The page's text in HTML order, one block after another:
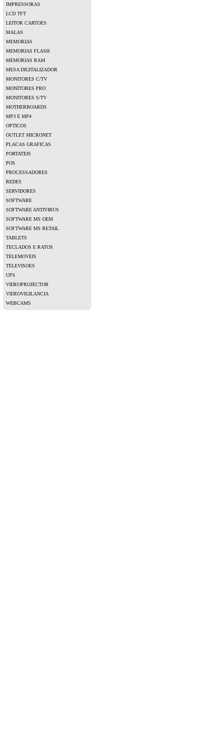
IMPRESSORAS
LCD TFT
LEITOR CARTOES
MALAS
MEMORIAS
MEMORIAS FLASH
MEMORIAS RAM
MESA DIGITALIZADOR
MONITORES C/TV
MONITORES PRO
MONITORES S/TV
MOTHERBOARDS
MP3 E MP4
OPTICOS
OUTLET MICRONET
PLACAS GRAFICAS
PORTATEIS
POS
PROCESSADORES
REDES
SERVIDORES
SOFTWARE
SOFTWARE ANTIVIRUS
SOFTWARE MS OEM
SOFTWARE MS RETAIL
TABLETS
TECLADOS E RATOS
TELEMOVEIS
TELEVISOES
UPS
VIDEOPROJECTOR
VIDEOVIGILANCIA
WEBCAMS